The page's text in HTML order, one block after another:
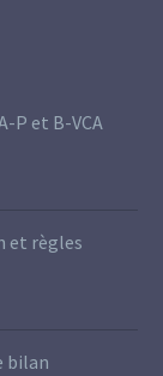
P et B-VCA
et règles
bilan